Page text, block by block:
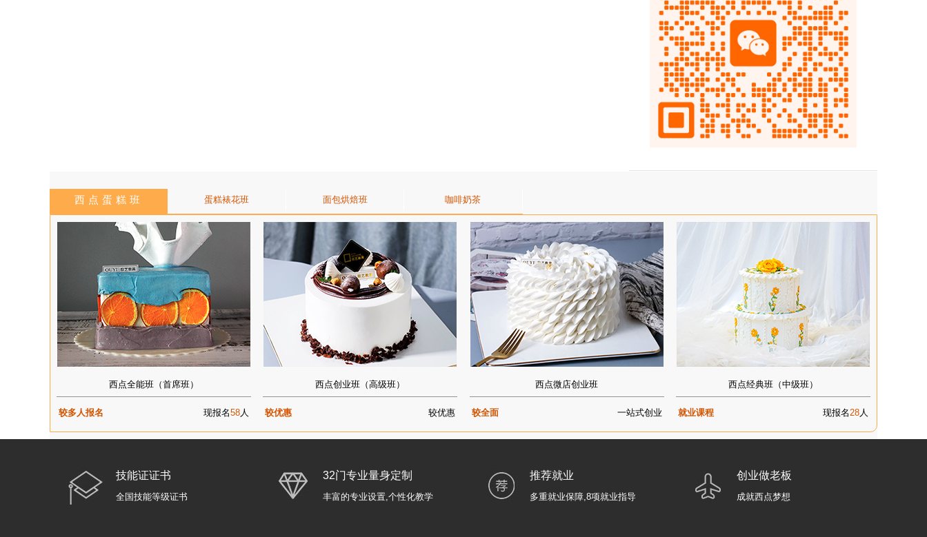
西点蛋糕班 蛋糕裱花班 面包烘焙班 咖啡奶茶
西点全能班（首席班）
较多人报名 现报名58人
西点创业班（高级班）
较优惠 较优惠
西点微店创业班
较全面 一站式创业
西点经典班（中级班）
就业课程 现报名28人
技能证证书
全国技能等级证书
32门专业量身定制
丰富的专业设置,个性化教学
推荐就业
多重就业保障,8项就业指导
创业做老板
成就西点梦想